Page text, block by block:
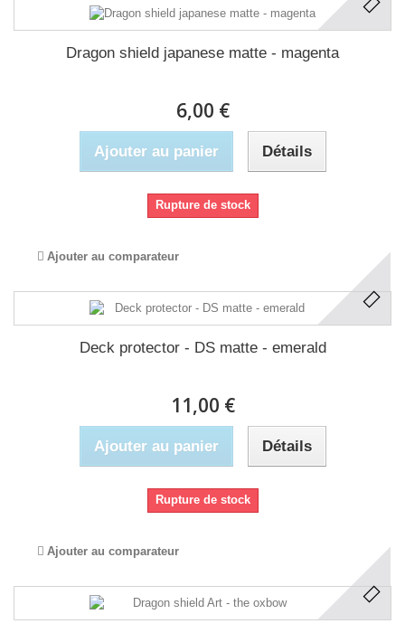
Dragon shield japanese matte - magenta
6,00 €
Ajouter au panier Détails
Rupture de stock
Ajouter au comparateur
Deck protector - DS matte - emerald
11,00 €
Ajouter au panier Détails
Rupture de stock
Ajouter au comparateur